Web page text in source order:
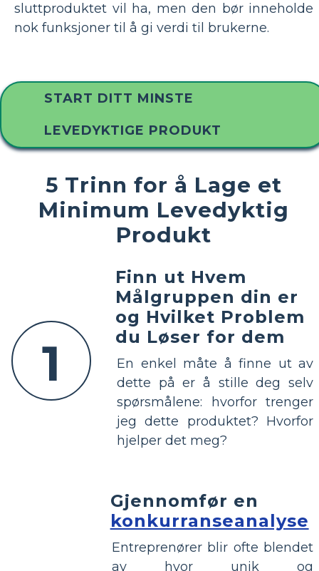
sluttproduktet vil ha, men den bør inneholde
nok funksjoner til å gi verdi til brukerne.
START DITT MINSTE
LEVEDYKTIGE PRODUKT
5 Trinn for å Lage et
Minimum Levedyktig
Produkt
1
Finn ut Hvem
Målgruppen din er
og Hvilket Problem
du Løser for dem
En enkel måte å finne ut av
dette på er å stille deg selv
spørsmålene: hvorfor trenger
jeg dette produktet? Hvorfor
hjelper det meg?
Gjennomfør en
konkurranseanalyse
Entreprenører blir ofte blendet
av hvor unik og